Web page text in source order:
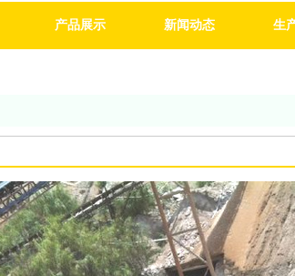
产品展示 新闻动态 生